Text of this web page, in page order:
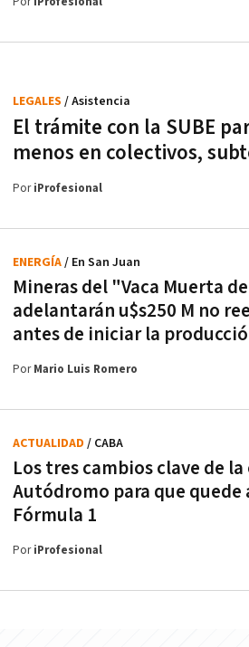
El trámite con la SUBE
menos en colectivos,
LEGALES / Asistencia
PoriProfesional
Mineras del "Vaca Muerta
adelantarán u$s250 M no
antes de iniciar la
ENERGÍA/ En San Juan
PorMario Luis Romero
Los tres cambios clave de
Autódromo para que quede
Fórmula 1
ACTUALIDAD / CABA
PoriProfesional